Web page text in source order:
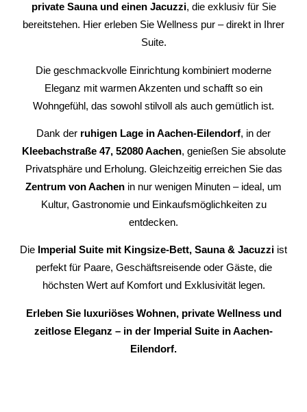
private Sauna und einen Jacuzzi, die exklusiv für Sie
bereitstehen. Hier erleben Sie Wellness pur – direkt in Ihrer
Suite.
Die geschmackvolle Einrichtung kombiniert moderne
Eleganz mit warmen Akzenten und schafft so ein
Wohngefühl, das sowohl stilvoll als auch gemütlich ist.
Dank der ruhigen Lage in Aachen-Eilendorf, in der
Kleebachstraße 47, 52080 Aachen, genießen Sie absolute
Privatsphäre und Erholung. Gleichzeitig erreichen Sie das
Zentrum von Aachen in nur wenigen Minuten – ideal, um
Kultur, Gastronomie und Einkaufsmöglichkeiten zu
entdecken.
Die Imperial Suite mit Kingsize-Bett, Sauna & Jacuzzi ist
perfekt für Paare, Geschäftsreisende oder Gäste, die
höchsten Wert auf Komfort und Exklusivität legen.
Erleben Sie luxuriöses Wohnen, private Wellness und
zeitlose Eleganz – in der Imperial Suite in Aachen-
Eilendorf.